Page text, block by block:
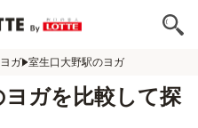
ガ 室生口大野駅のヨガ
ガを比較して探